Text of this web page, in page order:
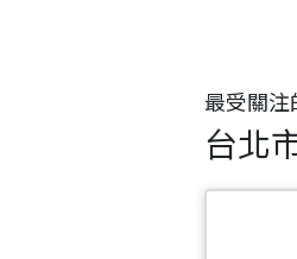
最受關注
台北